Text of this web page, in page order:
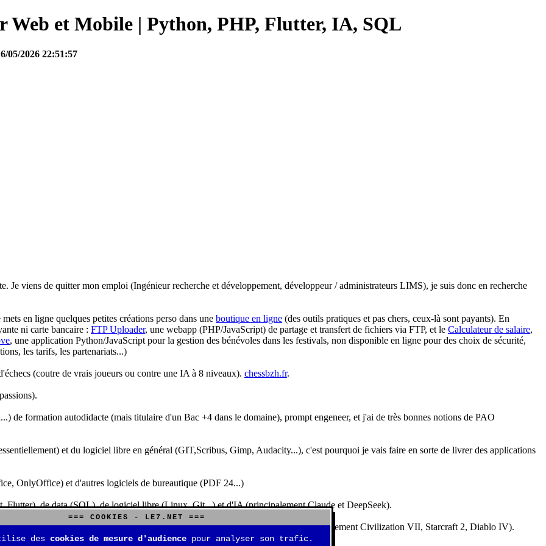
et Mobile | Python, PHP, Flutter, IA, SQL
05/2026 22:51:57
Je viens de quitter mon emploi (Ingénieur recherche et développement, développeur / administrateurs LIMS), je suis donc en recherche
en ligne quelques petites créations perso dans une boutique en ligne (des outils pratiques et pas chers, ceux-là sont payants). En
ni carte bancaire : FTP Uploader, une webapp (PHP/JavaScript) de partage et transfert de fichiers via FTP, et le Calculateur de salaire,
, une application Python/JavaScript pour la gestion des bénévoles dans les festivals, non disponible en ligne pour des choix de sécurité,
les tarifs, les partenariats...)
(coutre de vrais joueurs ou contre une IA à 8 niveaux). chessbzh.fr.
de formation autodidacte (mais titulaire d'un Bac +4 dans le domaine), prompt engeneer, et j'ai de très bonnes notions de PAO
et du logiciel libre en général (GIT,Scribus, Gimp, Audacity...), c'est pourquoi je vais faire en sorte de livrer des applications
OnlyOffice) et d'autres logiciels de bureautique (PDF 24...)
Flutter), de data (SQL), de logiciel libre (Linux, Git...) et d'IA (principalement Claude et DeepSeek).
aussi aux jeux de stratégie (Echecs, Go, Quarto, Tock...) et aux jeux vidéos (essentiellement Civilization VII, Starcraft 2, Diablo IV).
=== COOKIES - LE7.NET ===
des cookies de mesure d'audience pour analyser son trafic.